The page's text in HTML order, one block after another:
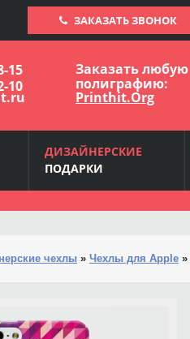
ЗАКАЗАТЬ ЗВОНОК
15
10
Заказать любую
полиграфию:
Printhit.Org
ДИЗАЙНЕРСКИЕ
ПОДАРКИ
чехлы » Чехлы для Apple »